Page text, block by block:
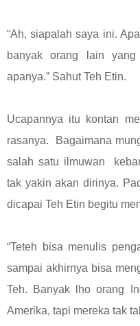
“Ah, siapalah saya ini.
banyak orang lain
apanya.” Sahut Teh Etin.
Ucapannya itu kontan
rasanya. Bagaimana
salah satu ilmuwan
tak yakin akan dirinya.
dicapai Teh Etin begitu
“Teteh bisa menulis
sampai akhirnya bisa
Teh. Banyak lho orang
Amerika, tapi mereka tak